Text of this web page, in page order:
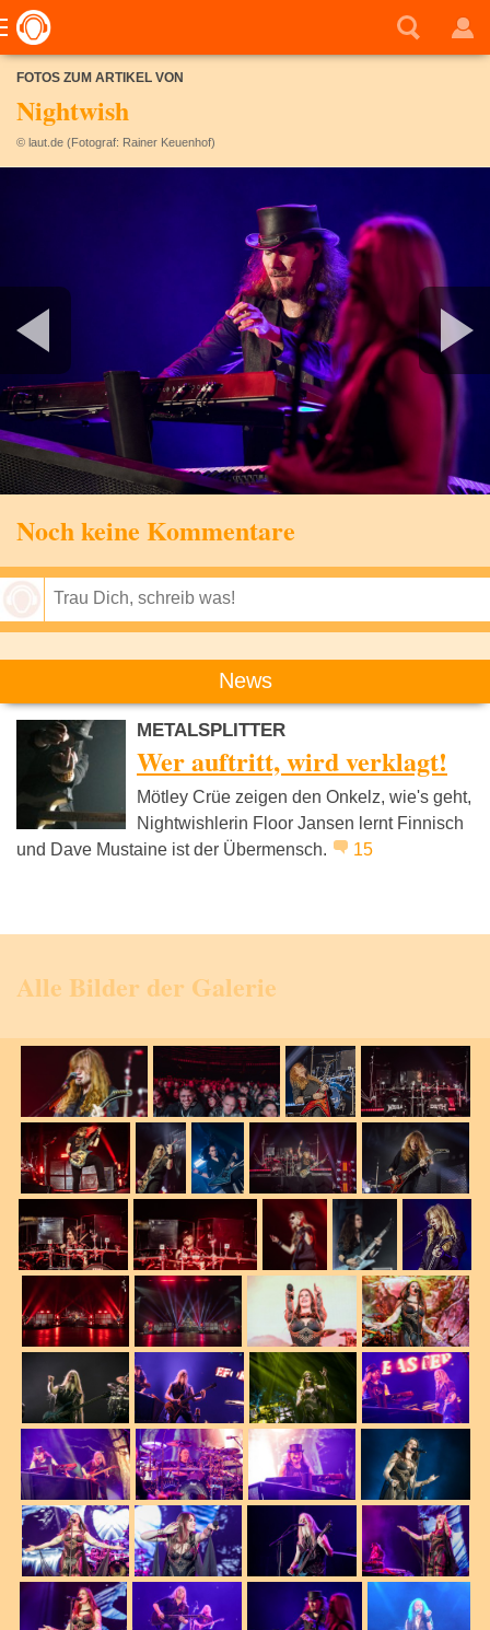
FOTOS ZUM ARTIKEL VON
Nightwish
© laut.de (Fotograf: Rainer Keuenhof)
Noch keine Kommentare
News
METALSPLITTER
Wer auftritt, wird verklagt!
Mötley Crüe zeigen den Onkelz, wie's geht,
Nightwishlerin Floor Jansen lernt Finnisch
und Dave Mustaine ist der Übermensch.
15
Alle Bilder der Galerie